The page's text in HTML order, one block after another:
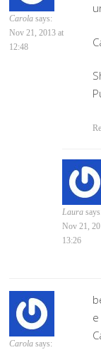
Carola says:
Nov 21, 2013 at
12:48
Laura says:
Nov 21,
13:26
Carola says:
e